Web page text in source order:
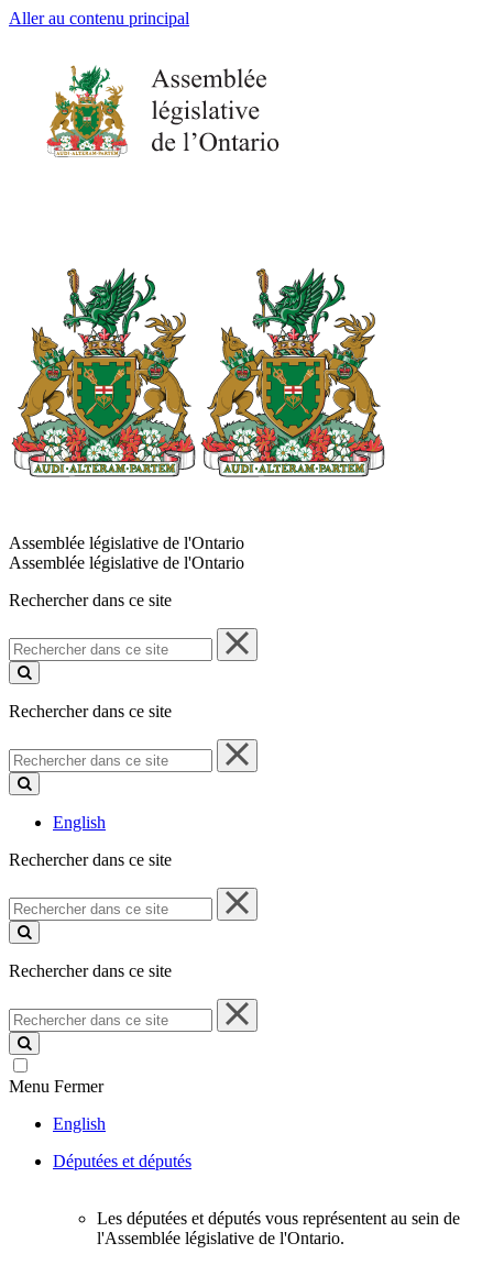
Aller au contenu principal
Assemblée législative de l'Ontario
Assemblée législative de l'Ontario
Rechercher dans ce site
Rechercher
dans
ce
Rechercher dans ce site
Rechercher
dans
ce
English
Rechercher dans ce site
Rechercher
dans
ce
Rechercher dans ce site
Rechercher
dans
ce
site
Menu Fermer
English
Députées et députés
Les députées et députés vous représentent au sein de
l'Assemblée législative de l'Ontario.